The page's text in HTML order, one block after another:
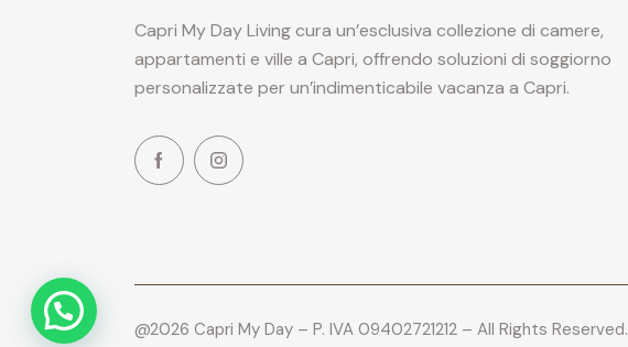
Capri My Day Living cura un’esclusiva collezione di camere,
appartamenti e ville a Capri, offrendo soluzioni di soggiorno
personalizzate per un’indimenticabile vacanza a Capri.
@2026 Capri My Day – P. IVA 09402721212 – All Rights Reserved.